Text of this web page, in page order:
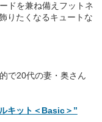
ドを兼ね備えフットネ
りたくなるキュートな
で20代の妻・奥さん
キット＜Basic＞”